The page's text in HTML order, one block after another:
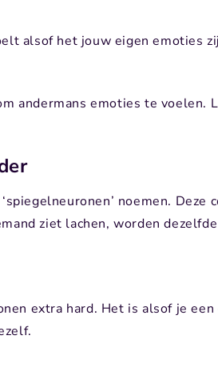
alsof het jouw eigen emoties
andermans emoties te voelen.
noemen.
ziet lachen, worden
extra hard. Het is alsof je